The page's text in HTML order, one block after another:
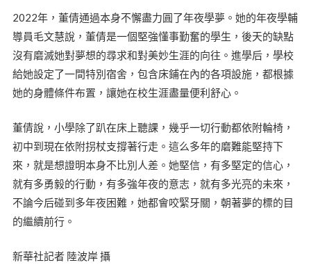
2022年，董倩通過本身不懈盡力圓了年夜學夢。她的年夜學輔
導員毛文慧說，董倩是一個堅強懂事勤奮的學生，後天的缺點
沒有磨滅她對夢想的尋求和對美妙生涯的向往。進學后，學校
給她設定了一間特別宿舍，包含床鋪在內的各項設施，都根據
她的身體條件布置，讓她在校生涯盡量便利舒心。
董倩說，小學除了趴在床上聽課，幾乎一切行動都依附輪椅，
初中到現在依附拐杖支撐著行走。這么多年的磨難能堅持下
來，就是想證明本身不比別人差。她堅信，有多堅定的信心，
就有多勇毅的行動，有多強年夜的意志，就有多光亮的未來，
不論今后碰到多年夜困難，她都會咬緊牙關，朝著夢的標的目
的繼續前行。
新華社記者 陸波岸 攝